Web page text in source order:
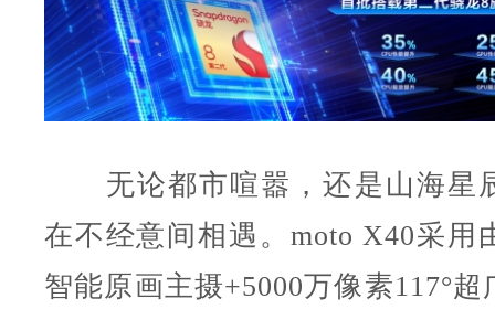
无论都市喧嚣，还是山海星
在不经意间相遇。moto X40采用
智能原画主摄+5000万像素117°